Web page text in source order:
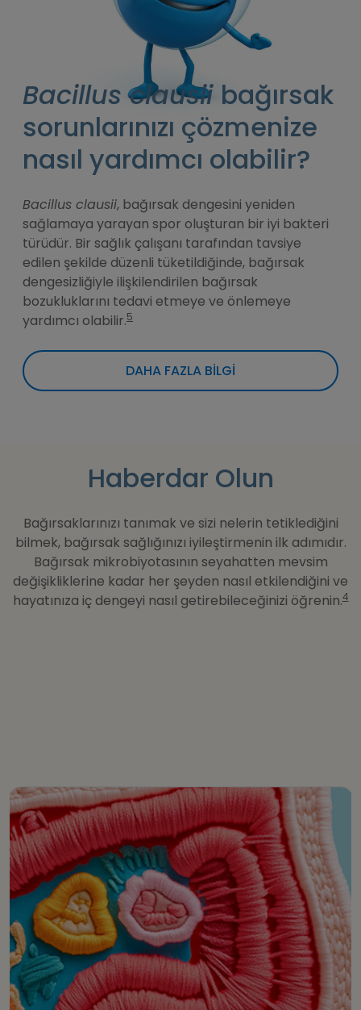
Bacillus clausii bağırsak
sorunlarınızı çözmenize
nasıl yardımcı olabilir?
Bacillus clausii, bağırsak dengesini yeniden
sağlamaya yarayan spor oluşturan bir iyi bakteri
türüdür. Bir sağlık çalışanı tarafından tavsiye
edilen şekilde düzenli tüketildiğinde, bağırsak
dengesizliğiyle ilişkilendirilen bağırsak
bozukluklarını tedavi etmeye ve önlemeye
yardımcı olabilir.5
DAHA FAZLA BİLGİ
Haberdar Olun
Bağırsaklarınızı tanımak ve sizi nelerin tetiklediğini
bilmek, bağırsak sağlığınızı iyileştirmenin ilk adımıdır.
Bağırsak mikrobiyotasının seyahatten mevsim
değişikliklerine kadar her şeyden nasıl etkilendiğini ve
hayatınıza iç dengeyi nasıl getirebileceğinizi öğrenin.4